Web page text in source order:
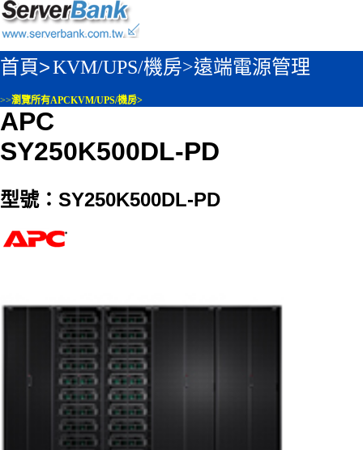
首頁>KVM/UPS/機房>遠端電源管理
>>瀏覽所有APCKVM/UPS/機房>
APC
SY250K500DL-PD
型號：SY250K500DL-PD